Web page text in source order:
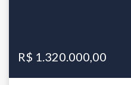
R$ 1.320.000,00